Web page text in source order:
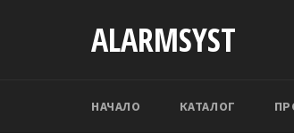
ALARMSYST
НАЧАЛО КАТАЛОГ